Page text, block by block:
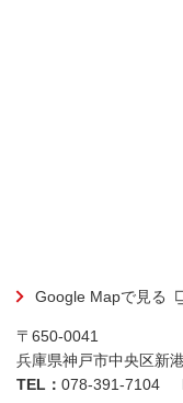
Google Mapで見る
〒650-0041
兵庫県神戸市中央区新
TEL： 078-391-7104